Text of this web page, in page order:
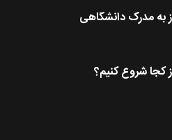
به مدرک دانشگاهی
کجا شروع کنیم؟